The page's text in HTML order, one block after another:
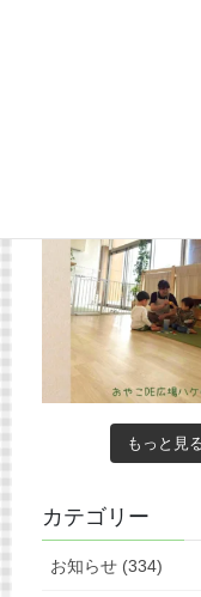
もっと見
カテゴリー
お知らせ (334)